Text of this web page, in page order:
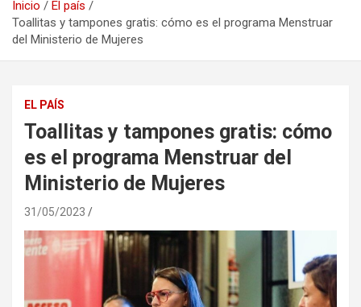
Inicio
El país
Toallitas y tampones gratis: cómo es el programa Menstruar
del Ministerio de Mujeres
EL PAÍS
Toallitas y tampones gratis: cómo
es el programa Menstruar del
Ministerio de Mujeres
31/05/2023